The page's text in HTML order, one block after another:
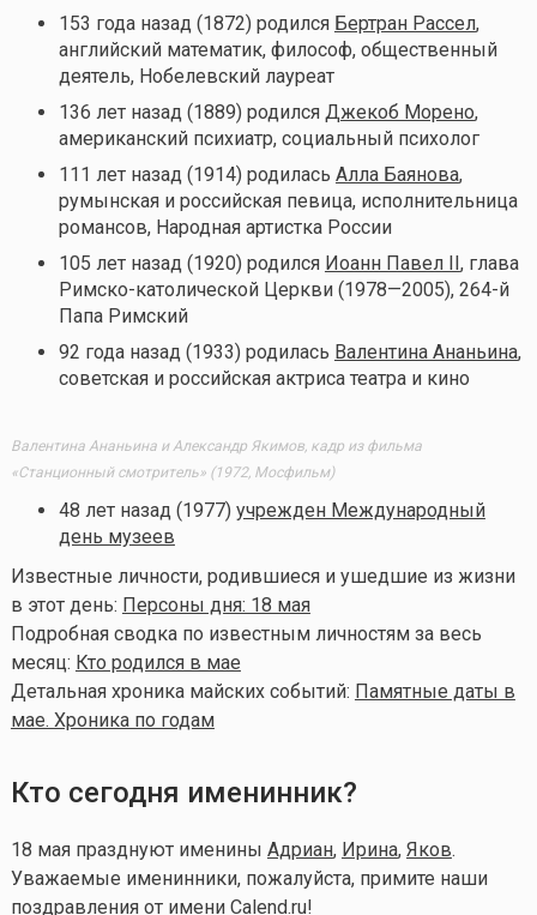
153 года назад (1872) родился Бертран Рассел,
английский математик, философ, общественный
деятель, Нобелевский лауреат
136 лет назад (1889) родился Джекоб Морено,
американский психиатр, социальный психолог
111 лет назад (1914) родилась Алла Баянова,
румынская и российская певица, исполнительница
романсов, Народная артистка России
105 лет назад (1920) родился Иоанн Павел II, глава
Римско-католической Церкви (1978—2005), 264-й
Папа Римский
92 года назад (1933) родилась Валентина Ананьина,
советская и российская актриса театра и кино
Валентина Ананьина и Александр Якимов, кадр из фильма
«Станционный смотритель» (1972, Мосфильм)
48 лет назад (1977) учрежден Международный
день музеев
Известные личности, родившиеся и ушедшие из жизни
в этот день: Персоны дня: 18 мая
Подробная сводка по известным личностям за весь
месяц: Кто родился в мае
Детальная хроника майских событий: Памятные даты в
мае. Хроника по годам
Кто сегодня именинник?
18 мая празднуют именины Адриан, Ирина, Яков.
Уважаемые именинники, пожалуйста, примите наши
поздравления от имени Calend.ru!